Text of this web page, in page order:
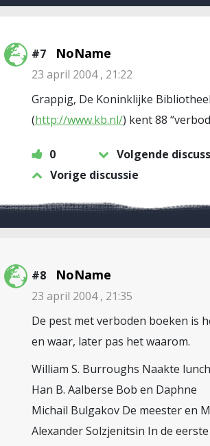
#7 NoName
23 april 2004 , 21:22
Grappig, De Koninklijke
(http://www.kb.nl/) kent 88
0
Volgende
Vorige discussie
#8 NoName
23 april 2004 , 21:35
De pest met verboden boeken is
en waar, later pas het waarom.
William S. Burroughs Naakte lunch
Han B. Aalberse Bob en Daphne
Michail Bulgakov De meester en
Alexander Solzjenitsin In de